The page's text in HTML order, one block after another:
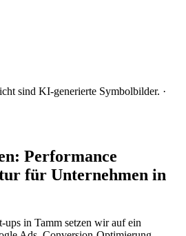
ungenutzt verpuffen, statt in echte
kehrt dieses Verhältnis um und macht
sind KI-generierte Symbolbilder. ·
Performance
für Unternehmen in
ups in Tamm setzen wir auf ein